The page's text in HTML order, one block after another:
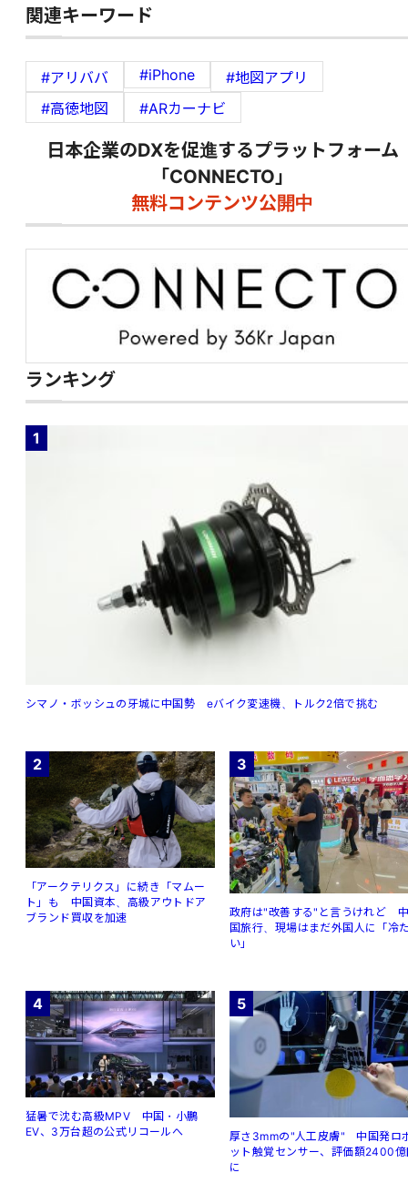
関連キーワード
#アリババ #iPhone
#地図アプリ
#高徳地図
#ARカーナビ
日本企業のDXを促進するプラットフォーム
「CONNECTO」
無料コンテンツ公開中
ランキング
1
シマノ・ボッシュの牙城に中国勢 eバイク変速機、トルク2倍で挑む
2
「アークテリクス」に続き「マムー
ト」も 中国資本、高級アウトドア
ブランド買収を加速
3
政府は"改善する"と言うけれど
国旅行、現場はまだ外国人に「冷
い」
4
猛暑で沈む高級MPV 中国・小鵬
EV、3万台超の公式リコールへ
5
厚さ3mmの"人工皮膚" 中国発ロ
ット触覚センサー、評価額2400
に